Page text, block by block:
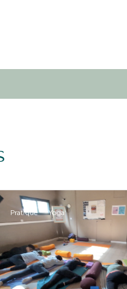
Pratique Yoga